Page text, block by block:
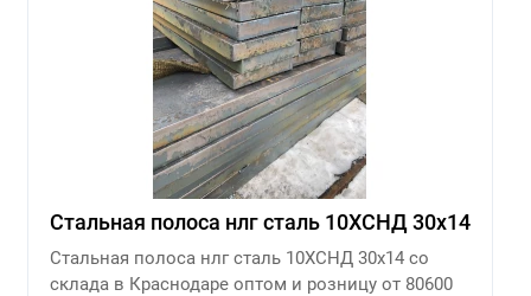
Стальная полоса нлг сталь 10ХСНД 30х14
Стальная полоса нлг сталь 10ХСНД 30х14 со
склада в Краснодаре оптом и розницу от 80600